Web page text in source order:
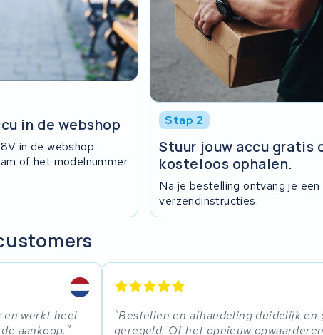
in de webshop
in de webshop
of het modelnummer
Stap 2
Stuur jouw accu gratis
kosteloos ophalen.
Na je bestelling ontvang je
verzendinstructies.
en werkt heel
aankoop.
Bestellen en afhandeling duidelijk en
geregeld. Of het opnieuw